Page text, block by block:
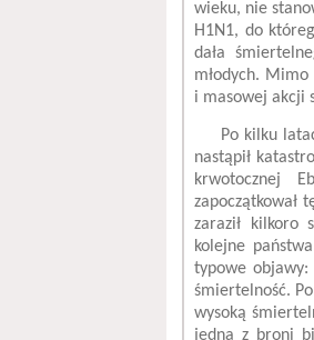
wieku, nie
H1N1, do
dała
młodych.
i masowej akcji
Po kilku
nastąpił
krwotocznej
zapoczątkował
zaraził kilkoro
kolejne
typowe objawy:
śmiertelność.
wysoką
jedna z broni